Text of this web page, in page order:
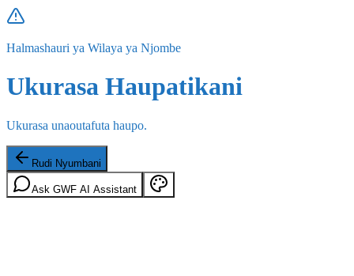
Halmashauri ya Wilaya ya Njombe
Ukurasa Haupatikani
Ukurasa unaoutafuta haupo.
Rudi Nyumbani
Ask GWF AI Assistant